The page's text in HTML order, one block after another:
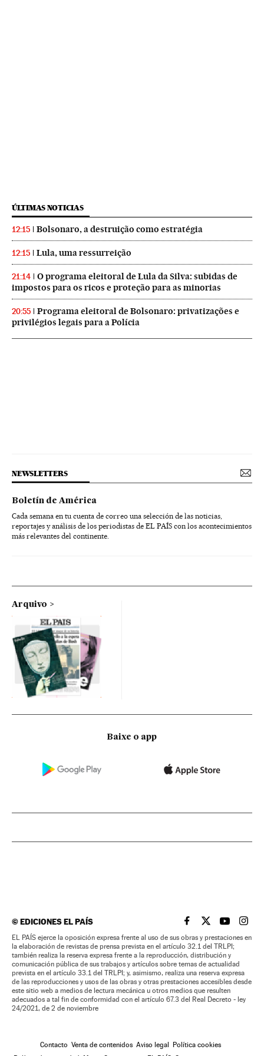
ÚLTIMAS NOTICIAS
12:15 Bolsonaro, a destruição como estratégia
12:15 Lula, uma ressurreição
21:14
O programa eleitoral de Lula da Silva: subidas de
impostos para os ricos e proteção para as minorias
20:55
Programa eleitoral de Bolsonaro: privatizações e
privilégios legais para a Polícia
NEWSLETTERS
Boletín de América
Cada semana en tu cuenta de correo una selección de las noticias,
reportajes y análisis de los periodistas de EL PAÍS con los acontecimientos
más relevantes del continente.
Arquivo
Baixe o app
©EDICIONES EL PAÍS EL PAÍS BRASIL EN
EL PAÍSEL PAÍS
EL
EL PAÍS ejerce la oposición expresa frente al uso de sus obras y prestaciones en
la elaboración de revistas de prensa prevista en el artículo 32.1 del TRLPI;
también realiza la reserva expresa frente a la reproducción, distribución y
comunicación pública de sus trabajos y artículos sobre temas de actualidad
prevista en el artículo 33.1 del TRLPI; y, asimismo, realiza una reserva expresa
de las reproducciones y usos de las obras y otras prestaciones accesibles desde
este sitio web a medios de lectura mecánica u otros medios que resulten
adecuados a tal fin de conformidad con el artículo 67.3 del Real Decreto - ley
24/2021, de 2 de noviembre
Contacto Venta de contenidos Aviso legal
Política cookies